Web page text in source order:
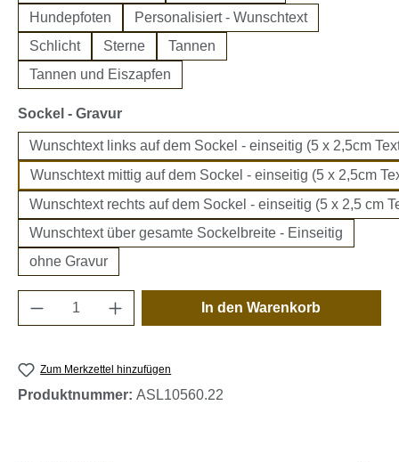
Hundepfoten
Personalisiert - Wunschtext
Schlicht
Sterne
Tannen
Tannen und Eiszapfen
Sockel - Gravurauswählen
Wunschtext links auf dem Sockel - einseitig (5 x 2,5cm
Wunschtext mittig auf dem Sockel - einseitig (5 x 2,5cm
Wunschtext rechts auf dem Sockel - einseitig (5 x 2,5 cm
Wunschtext über gesamte Sockelbreite - Einseitig
ohne Gravur
Produkt Anzahl: Gib den gewünschten
In den Warenkorb
Zum Merkzettel hinzufügen
Produktnummer: ASL10560.22